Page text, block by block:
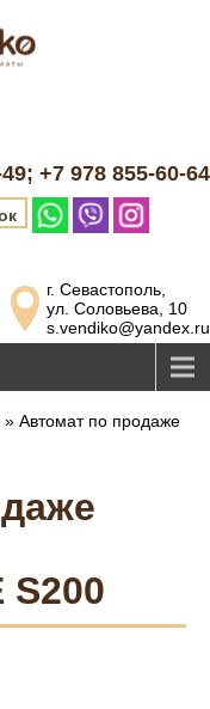
+7 978 855-60-64
г. Севастополь,
ул. Соловьева, 10
s.vendiko@yandex.ru
» Автомат по продаже